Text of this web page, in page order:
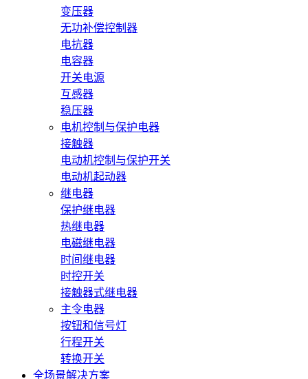
变压器
无功补偿控制器
电抗器
电容器
开关电源
互感器
稳压器
电机控制与保护电器
接触器
电动机控制与保护开关
电动机起动器
继电器
保护继电器
热继电器
电磁继电器
时间继电器
时控开关
接触器式继电器
主令电器
按钮和信号灯
行程开关
转换开关
全场景解决方案